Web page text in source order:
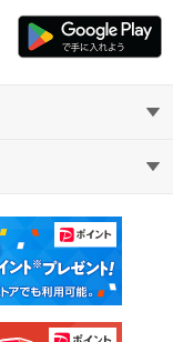
ション
建て
住まいの先生